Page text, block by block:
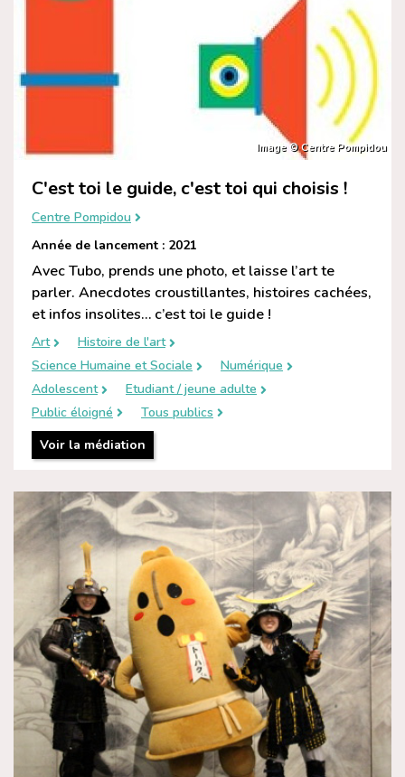
Image © Centre Pompidou
C'est toi le guide, c'est toi qui choisis !
Centre Pompidou
Année de lancement : 2021
Avec Tubo, prends une photo, et laisse l’art te
parler. Anecdotes croustillantes, histoires cachées,
et infos insolites… c’est toi le guide !
Art
Histoire de l'art
Science Humaine et Sociale
Numérique
Adolescent
Etudiant / jeune adulte
Public éloigné
Tous publics
Voir la médiation